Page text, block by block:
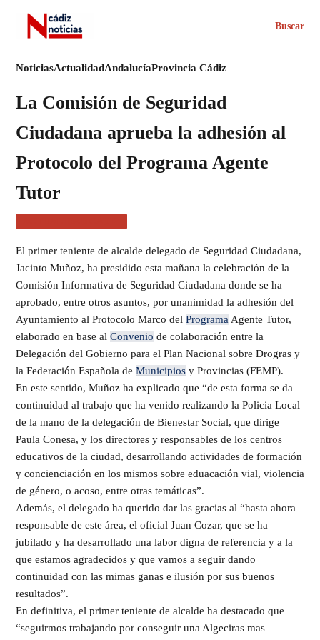
Buscar
NoticiasActualidadAndalucíaProvincia Cádiz
La Comisión de Seguridad
Ciudadana aprueba la adhesión al
Protocolo del Programa Agente
Tutor
El primer teniente de alcalde delegado de Seguridad Ciudadana,
Jacinto Muñoz, ha presidido esta mañana la celebración de la
Comisión Informativa de Seguridad Ciudadana donde se ha
aprobado, entre otros asuntos, por unanimidad la adhesión del
Ayuntamiento al Protocolo Marco del Programa Agente Tutor,
elaborado en base al Convenio de colaboración entre la
Delegación del Gobierno para el Plan Nacional sobre Drogras y
la Federación Española de Municipios y Provincias (FEMP).
En este sentido, Muñoz ha explicado que “de esta forma se da
continuidad al trabajo que ha venido realizando la Policia Local
de la mano de la delegación de Bienestar Social, que dirige
Paula Conesa, y los directores y responsables de los centros
educativos de la ciudad, desarrollando actividades de formación
y concienciación en los mismos sobre eduacación vial, violencia
de género, o acoso, entre otras temáticas”.
Además, el delegado ha querido dar las gracias al “hasta ahora
responsable de este área, el oficial Juan Cozar, que se ha
jubilado y ha desarrollado una labor digna de referencia y a la
que estamos agradecidos y que vamos a seguir dando
continuidad con las mimas ganas e ilusión por sus buenos
resultados”.
En definitiva, el primer teniente de alcalde ha destacado que
“seguirmos trabajando por conseguir una Algeciras mas